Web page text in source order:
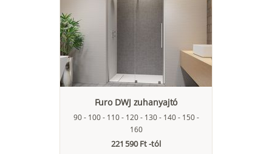
Furo DWJ zuhanyajtó
90 - 100 - 110 - 120 - 130 - 140 - 150 -
160
221 590 Ft -tól